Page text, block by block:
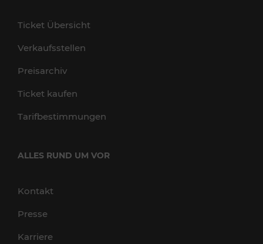
Ticket Übersicht
Verkaufsstellen
Preisarchiv
Ticket kaufen
Tarifbestimmungen
ALLES RUND UM VOR
Kontakt
Presse
Karriere